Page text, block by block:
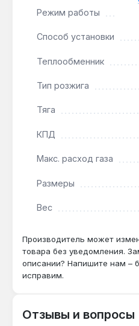
небольших
лет, доставка по Украине.
Подходит ли для
Да — мощность 10
энергонезависимость
без насоса.
теплообменник?
раз в 2 года — при
рекомендуется
сохранения КПД 93%.
Режим работы
Способ установки
Теплообменник
Тип розжига
Тяга
КПД
Макс. расход газа
Размеры
Вес
Производитель может
товара без уведомления.
описании? Напишите нам –
исправим.
Отзывы и вопросы